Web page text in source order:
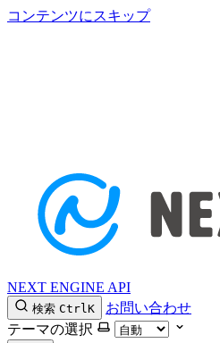
コンテンツにスキップ
NEXT ENGINE API
検索 CtrlK
お問い合わせ
テーマの選択